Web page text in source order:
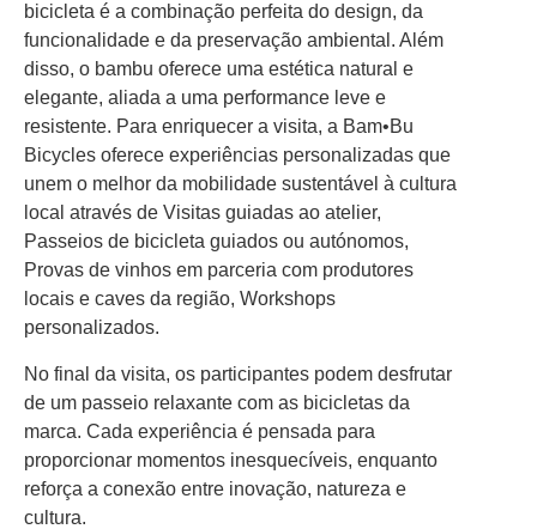
bicicleta é a combinação perfeita do design, da
funcionalidade e da preservação ambiental. Além
disso, o bambu oferece uma estética natural e
elegante, aliada a uma performance leve e
resistente. Para enriquecer a visita, a Bam•Bu
Bicycles oferece experiências personalizadas que
unem o melhor da mobilidade sustentável à cultura
local através de Visitas guiadas ao atelier,
Passeios de bicicleta guiados ou autónomos,
Provas de vinhos em parceria com produtores
locais e caves da região, Workshops
personalizados.
No final da visita, os participantes podem desfrutar
de um passeio relaxante com as bicicletas da
marca. Cada experiência é pensada para
proporcionar momentos inesquecíveis, enquanto
reforça a conexão entre inovação, natureza e
cultura.